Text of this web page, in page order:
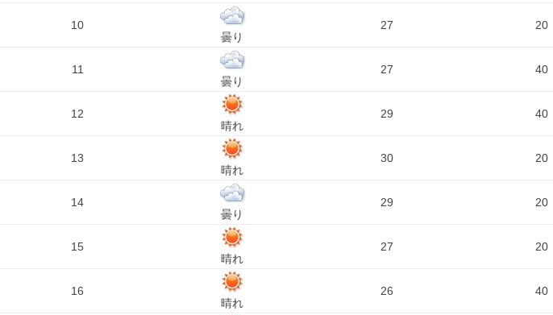
10
曇り
27 20
11
曇り
27 40
12
晴れ
29 40
13
晴れ
30 20
14
曇り
29 20
15
晴れ
27 20
16
晴れ
26 40